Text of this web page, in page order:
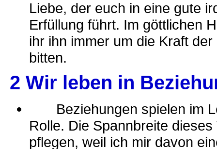
Liebe, der euch in eine gute
Erfüllung führt. Im göttlichen
ihr ihn immer um die Kraft
bitten.
2 Wir leben in
Beziehungen spielen im
Rolle. Die Spannbreite
pflegen, weil ich mir davon